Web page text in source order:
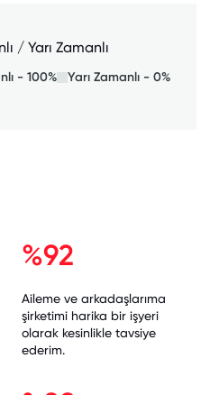
/ Yarı Zamanlı
- 100% Yarı Zamanlı - 0%
%92
Aileme ve arkadaşlarıma
şirketimi harika bir işyeri
olarak kesinlikle tavsiye
ederim.